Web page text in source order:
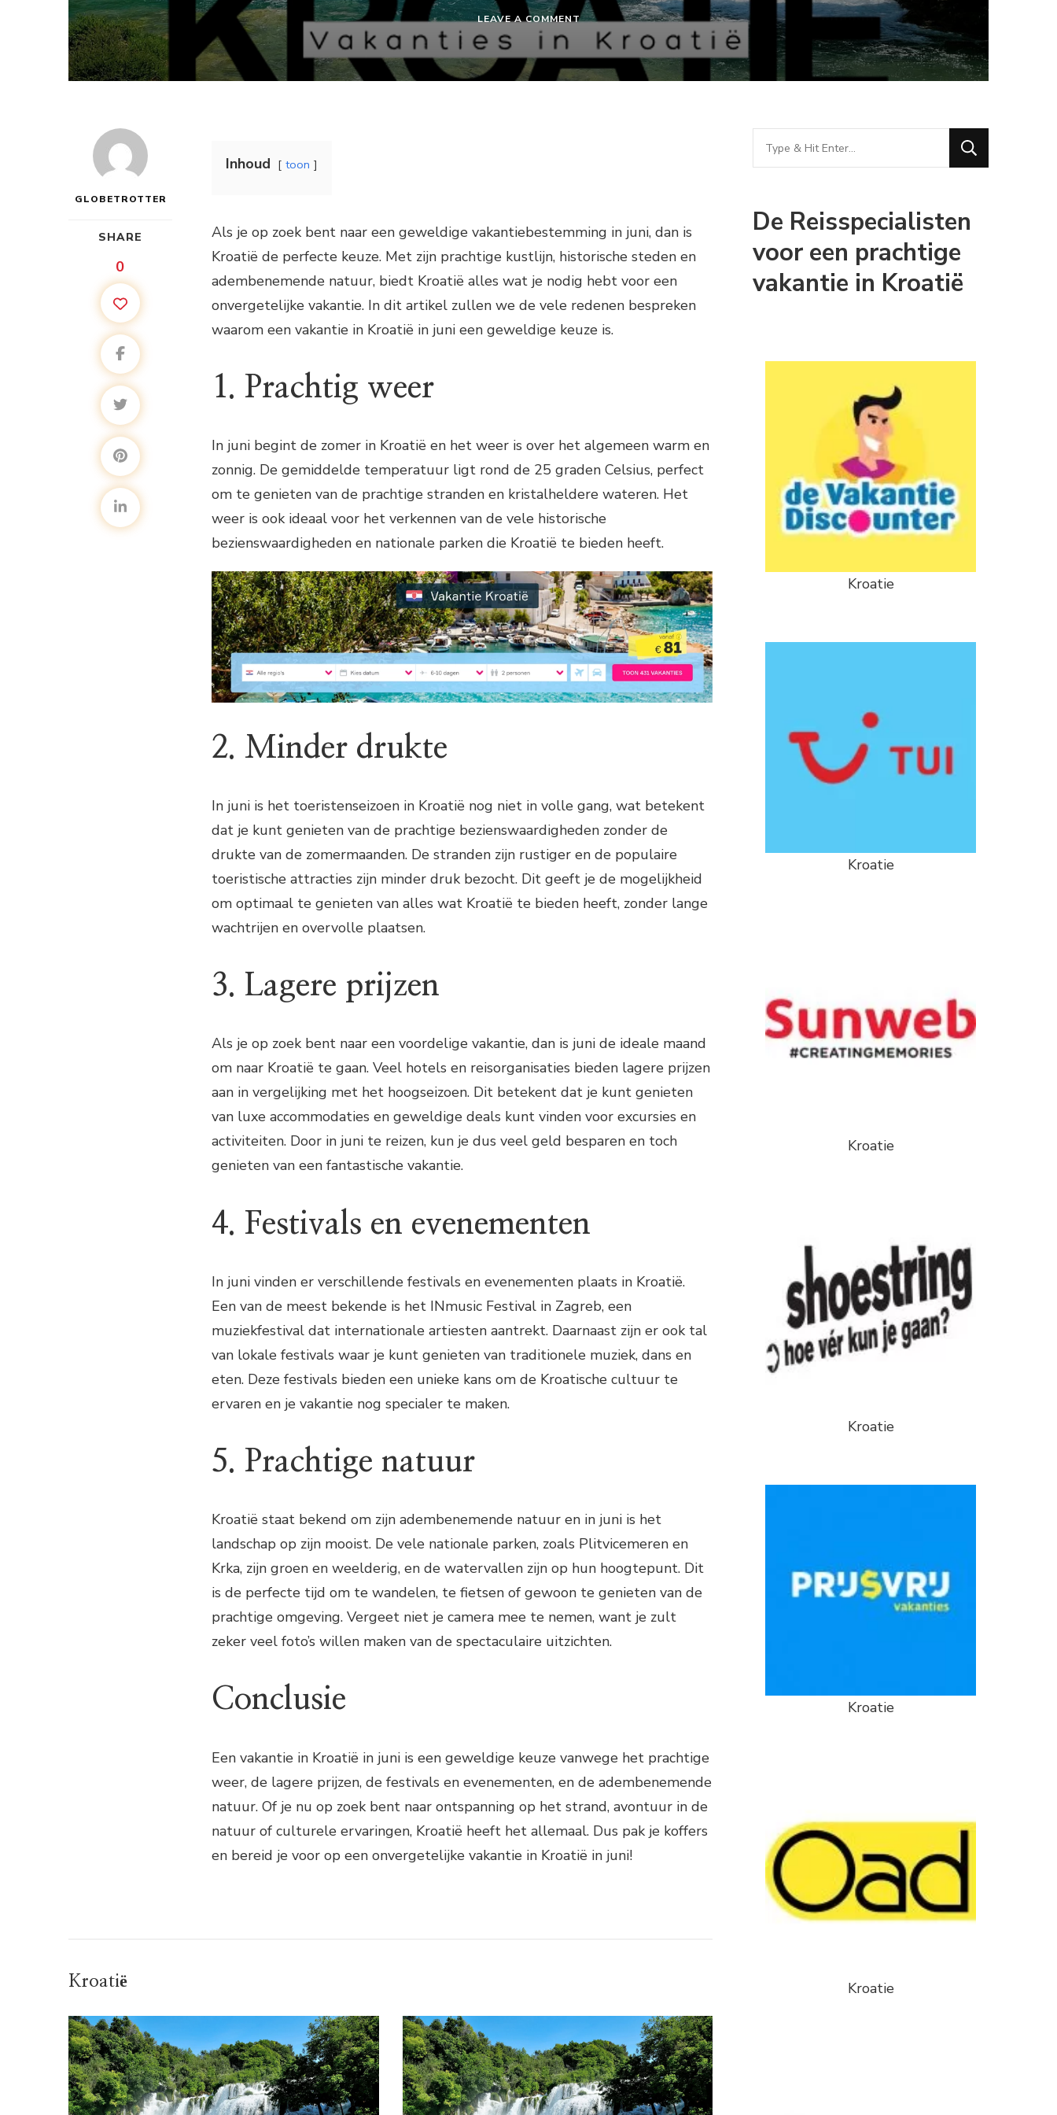
LEAVE A COMMENTON
VAKANTIE
KROATIË
JUNI
GLOBETROTTER
SHARE
0
Inhoud toon
Als je op zoek bent naar een geweldige vakantiebestemming in juni, dan is
Kroatië de perfecte keuze. Met zijn prachtige kustlijn, historische steden en
adembenemende natuur, biedt Kroatië alles wat je nodig hebt voor een
onvergetelijke vakantie. In dit artikel zullen we de vele redenen bespreken
waarom een vakantie in Kroatië in juni een geweldige keuze is.
1. Prachtig weer
In juni begint de zomer in Kroatië en het weer is over het algemeen warm en
zonnig. De gemiddelde temperatuur ligt rond de 25 graden Celsius, perfect
om te genieten van de prachtige stranden en kristalheldere wateren. Het
weer is ook ideaal voor het verkennen van de vele historische
bezienswaardigheden en nationale parken die Kroatië te bieden heeft.
2. Minder drukte
In juni is het toeristenseizoen in Kroatië nog niet in volle gang, wat betekent
dat je kunt genieten van de prachtige bezienswaardigheden zonder de
drukte van de zomermaanden. De stranden zijn rustiger en de populaire
toeristische attracties zijn minder druk bezocht. Dit geeft je de mogelijkheid
om optimaal te genieten van alles wat Kroatië te bieden heeft, zonder lange
wachtrijen en overvolle plaatsen.
3. Lagere prijzen
Als je op zoek bent naar een voordelige vakantie, dan is juni de ideale maand
om naar Kroatië te gaan. Veel hotels en reisorganisaties bieden lagere prijzen
aan in vergelijking met het hoogseizoen. Dit betekent dat je kunt genieten
van luxe accommodaties en geweldige deals kunt vinden voor excursies en
activiteiten. Door in juni te reizen, kun je dus veel geld besparen en toch
genieten van een fantastische vakantie.
4. Festivals en evenementen
In juni vinden er verschillende festivals en evenementen plaats in Kroatië.
Een van de meest bekende is het INmusic Festival in Zagreb, een
muziekfestival dat internationale artiesten aantrekt. Daarnaast zijn er ook tal
van lokale festivals waar je kunt genieten van traditionele muziek, dans en
eten. Deze festivals bieden een unieke kans om de Kroatische cultuur te
ervaren en je vakantie nog specialer te maken.
5. Prachtige natuur
Kroatië staat bekend om zijn adembenemende natuur en in juni is het
landschap op zijn mooist. De vele nationale parken, zoals Plitvicemeren en
Krka, zijn groen en weelderig, en de watervallen zijn op hun hoogtepunt. Dit
is de perfecte tijd om te wandelen, te fietsen of gewoon te genieten van de
prachtige omgeving. Vergeet niet je camera mee te nemen, want je zult
zeker veel foto’s willen maken van de spectaculaire uitzichten.
Conclusie
Een vakantie in Kroatië in juni is een geweldige keuze vanwege het prachtige
weer, de lagere prijzen, de festivals en evenementen, en de adembenemende
natuur. Of je nu op zoek bent naar ontspanning op het strand, avontuur in de
natuur of culturele ervaringen, Kroatië heeft het allemaal. Dus pak je koffers
en bereid je voor op een onvergetelijke vakantie in Kroatië in juni!
Kroatië
Looking
for
De Reisspecialisten
voor een prachtige
vakantie in Kroatië
Kroatie
Kroatie
Kroatie
Kroatie
Kroatie
Kroatie